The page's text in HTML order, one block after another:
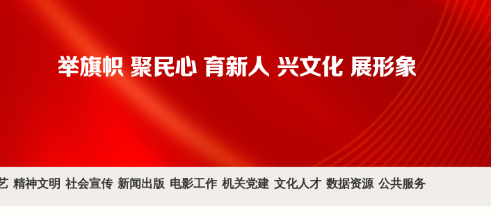
精神文明 社会宣传 新闻出版 电影工作 机关党建 文化人才 数据资源 公共服务